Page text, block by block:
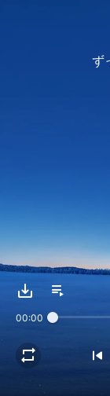
ず
00:00